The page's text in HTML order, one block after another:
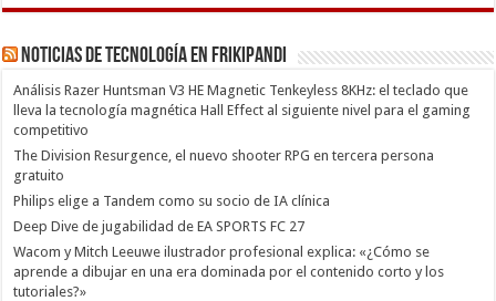
Noticias de Tecnología en Frikipandi
Análisis Razer Huntsman V3 HE Magnetic Tenkeyless 8KHz: el teclado que
lleva la tecnología magnética Hall Effect al siguiente nivel para el gaming
competitivo
The Division Resurgence, el nuevo shooter RPG en tercera persona
gratuito
Philips elige a Tandem como su socio de IA clínica
Deep Dive de jugabilidad de EA SPORTS FC 27
Wacom y Mitch Leeuwe ilustrador profesional explica: «¿Cómo se
aprende a dibujar en una era dominada por el contenido corto y los
tutoriales?»